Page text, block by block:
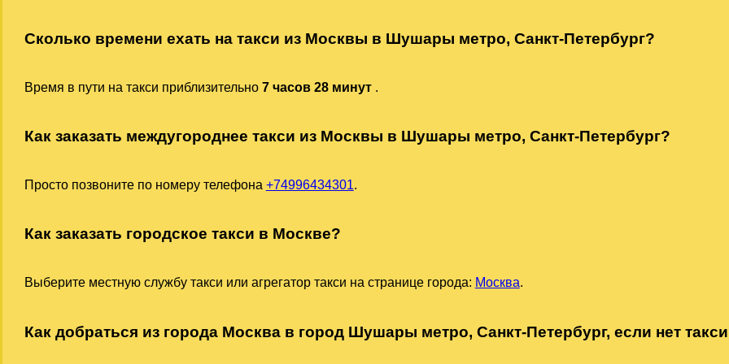
Сколько времени ехать на такси из Москвы в Шушары метро, Санкт-Петербург?
Время в пути на такси приблизительно 7 часов 28 минут .
Как заказать междугороднее такси из Москвы в Шушары метро, Санкт-Петербург?
Просто позвоните по номеру телефона +74996434301.
Как заказать городское такси в Москве?
Выберите местную службу такси или агрегатор такси на странице города: Москва.
Как добраться из города Москва в город Шушары метро, Санкт-Петербург, если нет